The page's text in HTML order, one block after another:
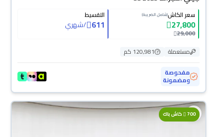
سعر الكاش(شامل الضريبة)
27,800
29,000
التقسيط
611
/شهري
مستعملة
120,981 كم
مفحوصة
ومضمونة
700 كاش باك
محجوزة